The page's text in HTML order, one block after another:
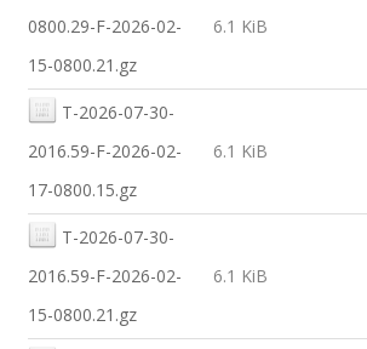
0800.29-F-2026-02-
15-0800.21.gz
6.1 KiB
T-2026-07-30-
2016.59-F-2026-02-
17-0800.15.gz
6.1 KiB
T-2026-07-30-
2016.59-F-2026-02-
15-0800.21.gz
6.1 KiB